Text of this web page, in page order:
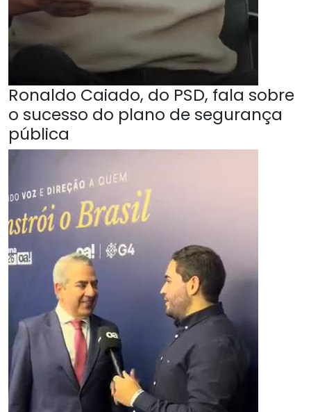
Ronaldo Caiado, do PSD, fala sobre
o sucesso do plano de segurança
pública